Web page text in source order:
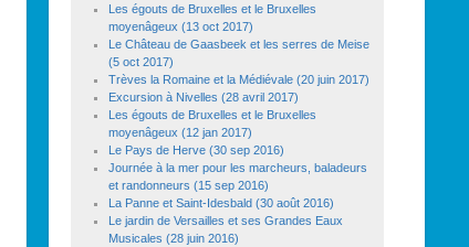
Les égouts de Bruxelles et le Bruxelles
moyenâgeux (13 oct 2017)
Le Château de Gaasbeek et les serres de Meise
(5 oct 2017)
Trèves la Romaine et la Médiévale (20 juin 2017)
Excursion à Nivelles (28 avril 2017)
Les égouts de Bruxelles et le Bruxelles
moyenâgeux (12 jan 2017)
Le Pays de Herve (30 sep 2016)
Journée à la mer pour les marcheurs, baladeurs
et randonneurs (15 sep 2016)
La Panne et Saint-Idesbald (30 août 2016)
Le jardin de Versailles et ses Grandes Eaux
Musicales (28 juin 2016)